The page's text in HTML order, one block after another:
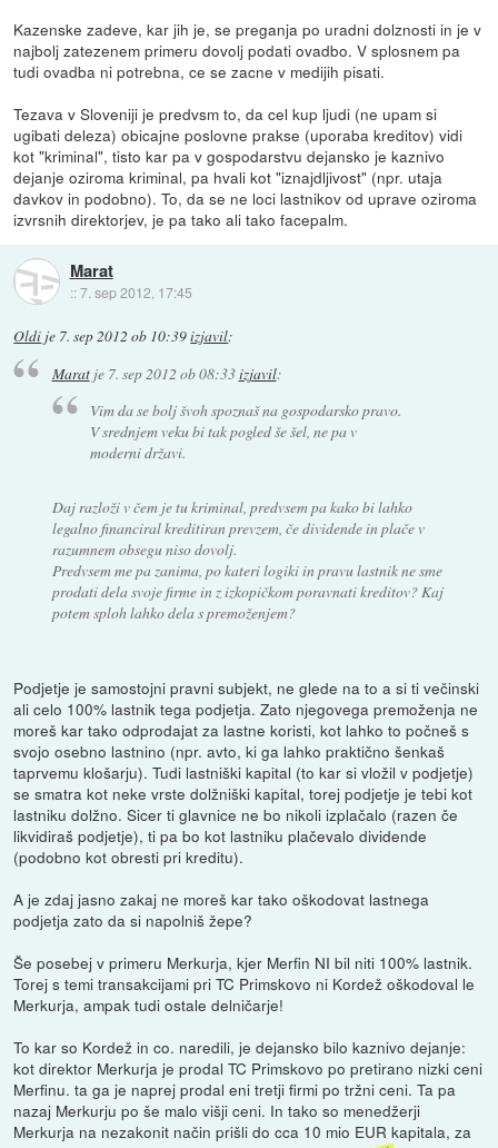
Kazenske zadeve, kar jih je, se preganja po uradni dolznosti in je v
najbolj zatezenem primeru dovolj podati ovadbo. V splosnem pa
tudi ovadba ni potrebna, ce se zacne v medijih pisati.
Tezava v Sloveniji je predvsm to, da cel kup ljudi (ne upam si
ugibati deleza) obicajne poslovne prakse (uporaba kreditov) vidi
kot "kriminal", tisto kar pa v gospodarstvu dejansko je kaznivo
dejanje oziroma kriminal, pa hvali kot "iznajdljivost" (npr. utaja
davkov in podobno). To, da se ne loci lastnikov od uprave oziroma
izvrsnih direktorjev, je pa tako ali tako facepalm.
Marat
::7. sep 2012, 17:45
Oldi je 7. sep 2012 ob 10:39izjavil:
Maratje 7. sep 2012 ob 08:33izjavil:
Vim da se bolj švoh spoznaš na gospodarsko pravo.
V srednjem veku bi tak pogled še šel, ne pa v
moderni državi.
Daj razloži v čem je tu kriminal, predvsem pa kako bi lahko
legalno financiral kreditiran prevzem, če dividende in plače v
razumnem obsegu niso dovolj.
Predvsem me pa zanima, po kateri logiki in pravu lastnik ne sme
prodati dela svoje firme in z izkopičkom poravnati kreditov? Kaj
potem sploh lahko dela s premoženjem?
Podjetje je samostojni pravni subjekt, ne glede na to a si ti večinski
ali celo 100% lastnik tega podjetja. Zato njegovega premoženja ne
moreš kar tako odprodajat za lastne koristi, kot lahko to počneš s
svojo osebno lastnino (npr. avto, ki ga lahko praktično šenkaš
taprvemu klošarju). Tudi lastniški kapital (to kar si vložil v podjetje)
se smatra kot neke vrste dolžniški kapital, torej podjetje je tebi kot
lastniku dolžno. Sicer ti glavnice ne bo nikoli izplačalo (razen če
likvidiraš podjetje), ti pa bo kot lastniku plačevalo dividende
(podobno kot obresti pri kreditu).
A je zdaj jasno zakaj ne moreš kar tako oškodovat lastnega
podjetja zato da si napolniš žepe?
Še posebej v primeru Merkurja, kjer Merfin NI bil niti 100% lastnik.
Torej s temi transakcijami pri TC Primskovo ni Kordež oškodoval le
Merkurja, ampak tudi ostale delničarje!
To kar so Kordež in co. naredili, je dejansko bilo kaznivo dejanje:
kot direktor Merkurja je prodal TC Primskovo po pretirano nizki ceni
Merfinu. ta ga je naprej prodal eni tretji firmi po tržni ceni. Ta pa
nazaj Merkurju po še malo višji ceni. In tako so menedžerji
Merkurja na nezakonit način prišli do cca 10 mio EUR kapitala, za